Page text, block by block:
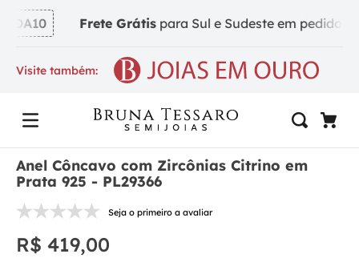
Frete Grátispara Sul e Sudeste em pedidos a
Visite também:
Anel Côncavo com Zircônias Citrino em
Prata 925 - PL29366
Seja o primeiro a avaliar
R$ 419,00